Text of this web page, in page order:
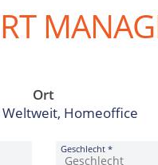
Ort
Homeoffice
Geschlecht *